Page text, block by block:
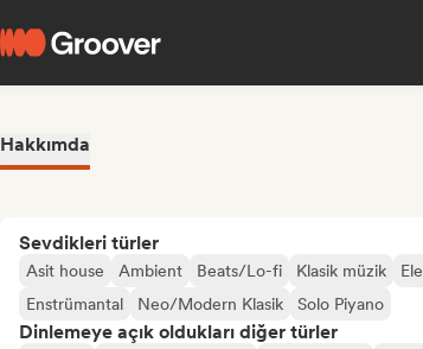
Hakkımda
Sevdikleri türler
Asit house Ambient Beats/Lo-fi Klasik müzik
Enstrümantal
Neo/Modern Klasik Solo Piyano
Dinlemeye açık oldukları diğer türler